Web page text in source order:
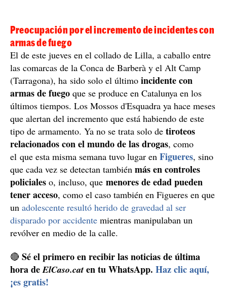
Preocupación por el incremento de incidentes con
armas de fuego
El de este jueves en el collado de Lilla, a caballo entre
las comarcas de la Conca de Barberà y el Alt Camp
(Tarragona), ha sido solo el último incidente con
armas de fuego que se produce en Catalunya en los
últimos tiempos. Los Mossos d'Esquadra ya hace meses
que alertan del incremento que está habiendo de este
tipo de armamento. Ya no se trata solo de tiroteos
relacionados con el mundo de las drogas, como
el que esta misma semana tuvo lugar en Figueres, sino
que cada vez se detectan también más en controles
policiales o, incluso, que menores de edad pueden
tener acceso, como el caso también en Figueres en que
un adolescente resultó herido de gravedad al ser
disparado por accidente mientras manipulaban un
revólver en medio de la calle.
🔴 Sé el primero en recibir las noticias de última
hora deElCaso.cat en tu WhatsApp. Haz clic aquí,
¡es gratis!